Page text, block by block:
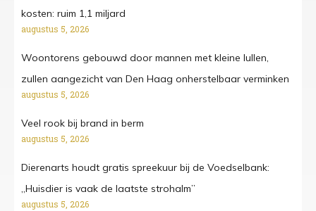
kosten: ruim 1,1 miljard
augustus 5, 2026
Woontorens gebouwd door mannen met kleine lullen,
zullen aangezicht van Den Haag onherstelbaar verminken
augustus 5, 2026
Veel rook bij brand in berm
augustus 5, 2026
Dierenarts houdt gratis spreekuur bij de Voedselbank:
„Huisdier is vaak de laatste strohalm”
augustus 5, 2026